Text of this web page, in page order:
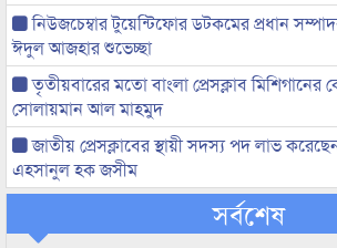
নিউজচেম্বার টুয়েন্টিফোর ডটকমের প্রধান
ঈদুল আজহার শুভেচ্ছা
তৃতীয়বারের মতো বাংলা প্রেসক্লাব মিশিগানের
সোলায়মান আল মাহমুদ
জাতীয় প্রেসক্লাবের স্থায়ী সদস্য পদ লাভ
এহসানুল হক জসীম
সর্বশেষ